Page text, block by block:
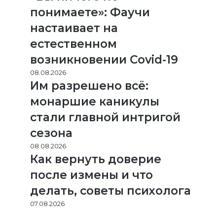
понимаете»: Фаучи
настаивает на
естественном
возникновении Covid-19
08.08.2026
Им разрешено всё:
монаршие каникулы
стали главной интригой
сезона
08.08.2026
Как вернуть доверие
после измены и что
делать, советы психолога
07.08.2026